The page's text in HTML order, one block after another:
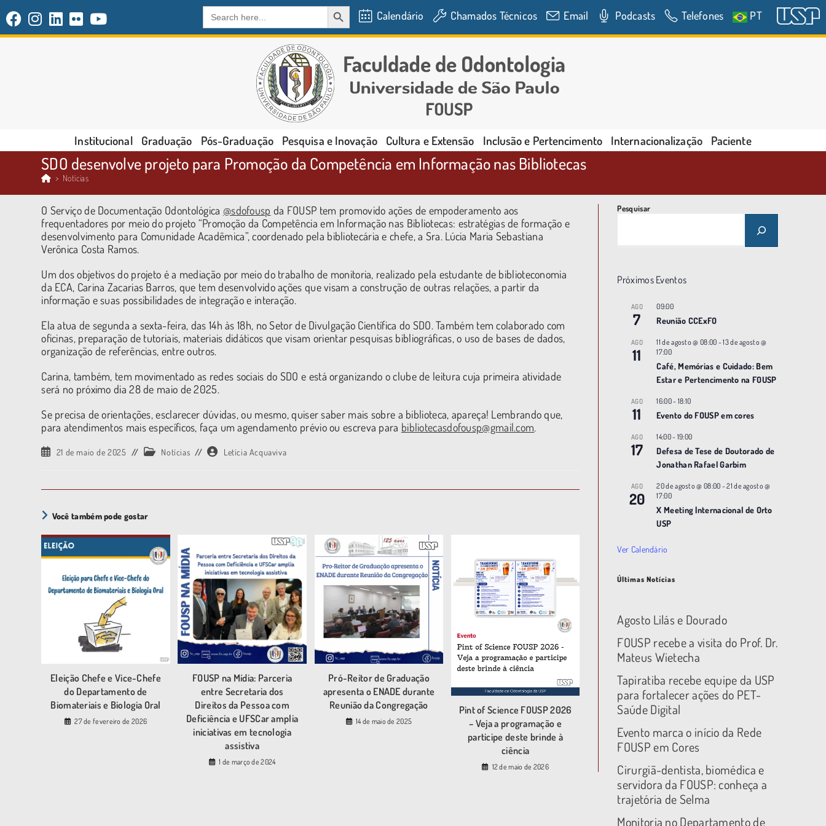
Search
for:
SEARCH BUTTON
Calendário Chamados Técnicos Email Podcasts Telefones PT
Institucional Graduação Pós-Graduação Pesquisa e Inovação Cultura e Extensão Inclusão e Pertencimento Internacionalização Paciente
SDO desenvolve projeto para Promoção da Competência em Informação nas Bibliotecas
> Notícias
O Serviço de Documentação Odontológica @sdofousp da FOUSP tem promovido ações de empoderamento aos
frequentadores por meio do projeto “Promoção da Competência em Informação nas Bibliotecas: estratégias de formação e
desenvolvimento para Comunidade Acadêmica”, coordenado pela bibliotecária e chefe, a Sra. Lúcia Maria Sebastiana
Verônica Costa Ramos.
Um dos objetivos do projeto é a mediação por meio do trabalho de monitoria, realizado pela estudante de biblioteconomia
da ECA, Carina Zacarias Barros, que tem desenvolvido ações que visam a construção de outras relações, a partir da
informação e suas possibilidades de integração e interação.
Ela atua de segunda a sexta-feira, das 14h às 18h, no Setor de Divulgação Científica do SDO. Também tem colaborado com
oficinas, preparação de tutoriais, materiais didáticos que visam orientar pesquisas bibliográficas, o uso de bases de dados,
organização de referências, entre outros.
Carina, também, tem movimentado as redes sociais do SDO e está organizando o clube de leitura cuja primeira atividade
será no próximo dia 28 de maio de 2025.
Se precisa de orientações, esclarecer dúvidas, ou mesmo, quiser saber mais sobre a biblioteca, apareça! Lembrando que,
para atendimentos mais específicos, faça um agendamento prévio ou escreva para bibliotecasdofousp@gmail.com.
21 de maio de 2025 Notícias Letícia Acquaviva
Você também pode gostar
Eleição Chefe e Vice-Chefe
do Departamento de
Biomateriais e Biologia Oral
27 de fevereiro de 2026
FOUSP na Mídia: Parceria
entre Secretaria dos
Direitos da Pessoa com
Deficiência e UFSCar amplia
iniciativas em tecnologia
assistiva
1 de março de 2024
Pró-Reitor de Graduação
apresenta o ENADE durante
Reunião da Congregação
14 de maio de 2025
Pint of Science FOUSP 2026
– Veja a programação e
participe deste brinde à
ciência
12 de maio de 2026
Pesquisar
Próximos Eventos
AGO
7
09:00
Reunião CCExFO
AGO
11
11 de agosto @ 08:00 -13 de agosto @
17:00
Café, Memórias e Cuidado: Bem
Estar e Pertencimento na FOUSP
AGO
11
16:00- 18:10
Evento do FOUSP em cores
AGO
17
14:00- 19:00
Defesa de Tese de Doutorado de
Jonathan Rafael Garbim
AGO
20
20 de agosto @ 08:00 -21 de agosto @
17:00
X Meeting |nternacional de Orto
USP
Ver Calendário
Últimas Notícias
Agosto Lilás e Dourado
FOUSP recebe a visita do Prof. Dr.
Mateus Wietecha
Tapiratiba recebe equipe da USP
para fortalecer ações do PET-
Saúde Digital
Evento marca o início da Rede
FOUSP em Cores
Cirurgiã-dentista, biomédica e
servidora da FOUSP: conheça a
trajetória de Selma
Monitoria no Departamento de